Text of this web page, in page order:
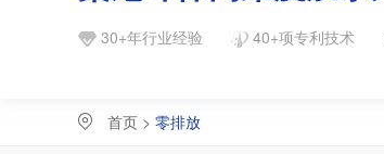
30+年行业经验 40+项专利技术
首页 > 零排放